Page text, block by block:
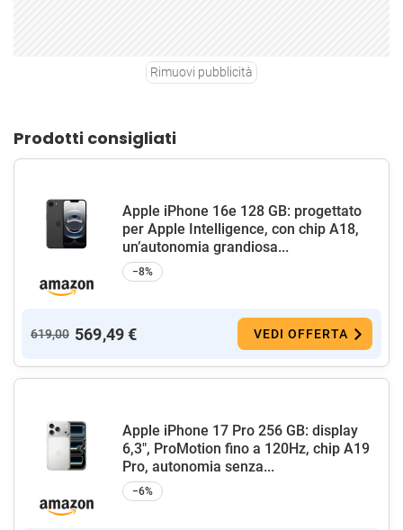
Rimuovi pubblicità
Prodotti consigliati
Apple iPhone 16e 128 GB: progettato
per Apple Intelligence, con chip A18,
un’autonomia grandiosa...
−8%
619,00 569,49 € VEDI OFFERTA
Apple iPhone 17 Pro 256 GB: display
6,3", ProMotion fino a 120Hz, chip A19
Pro, autonomia senza...
−6%